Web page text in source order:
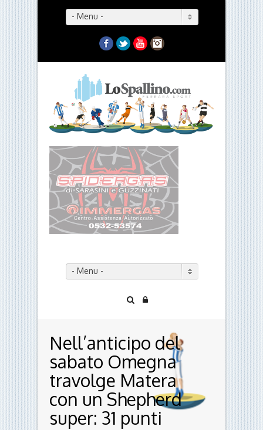
- Menu -
Facebook
TwitterYouTubeInstagram
- Menu -
Nell’anticipo del
sabato Omegna
travolge Matera
con un Shepherd
super: 31 punti